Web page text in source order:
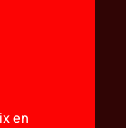
en